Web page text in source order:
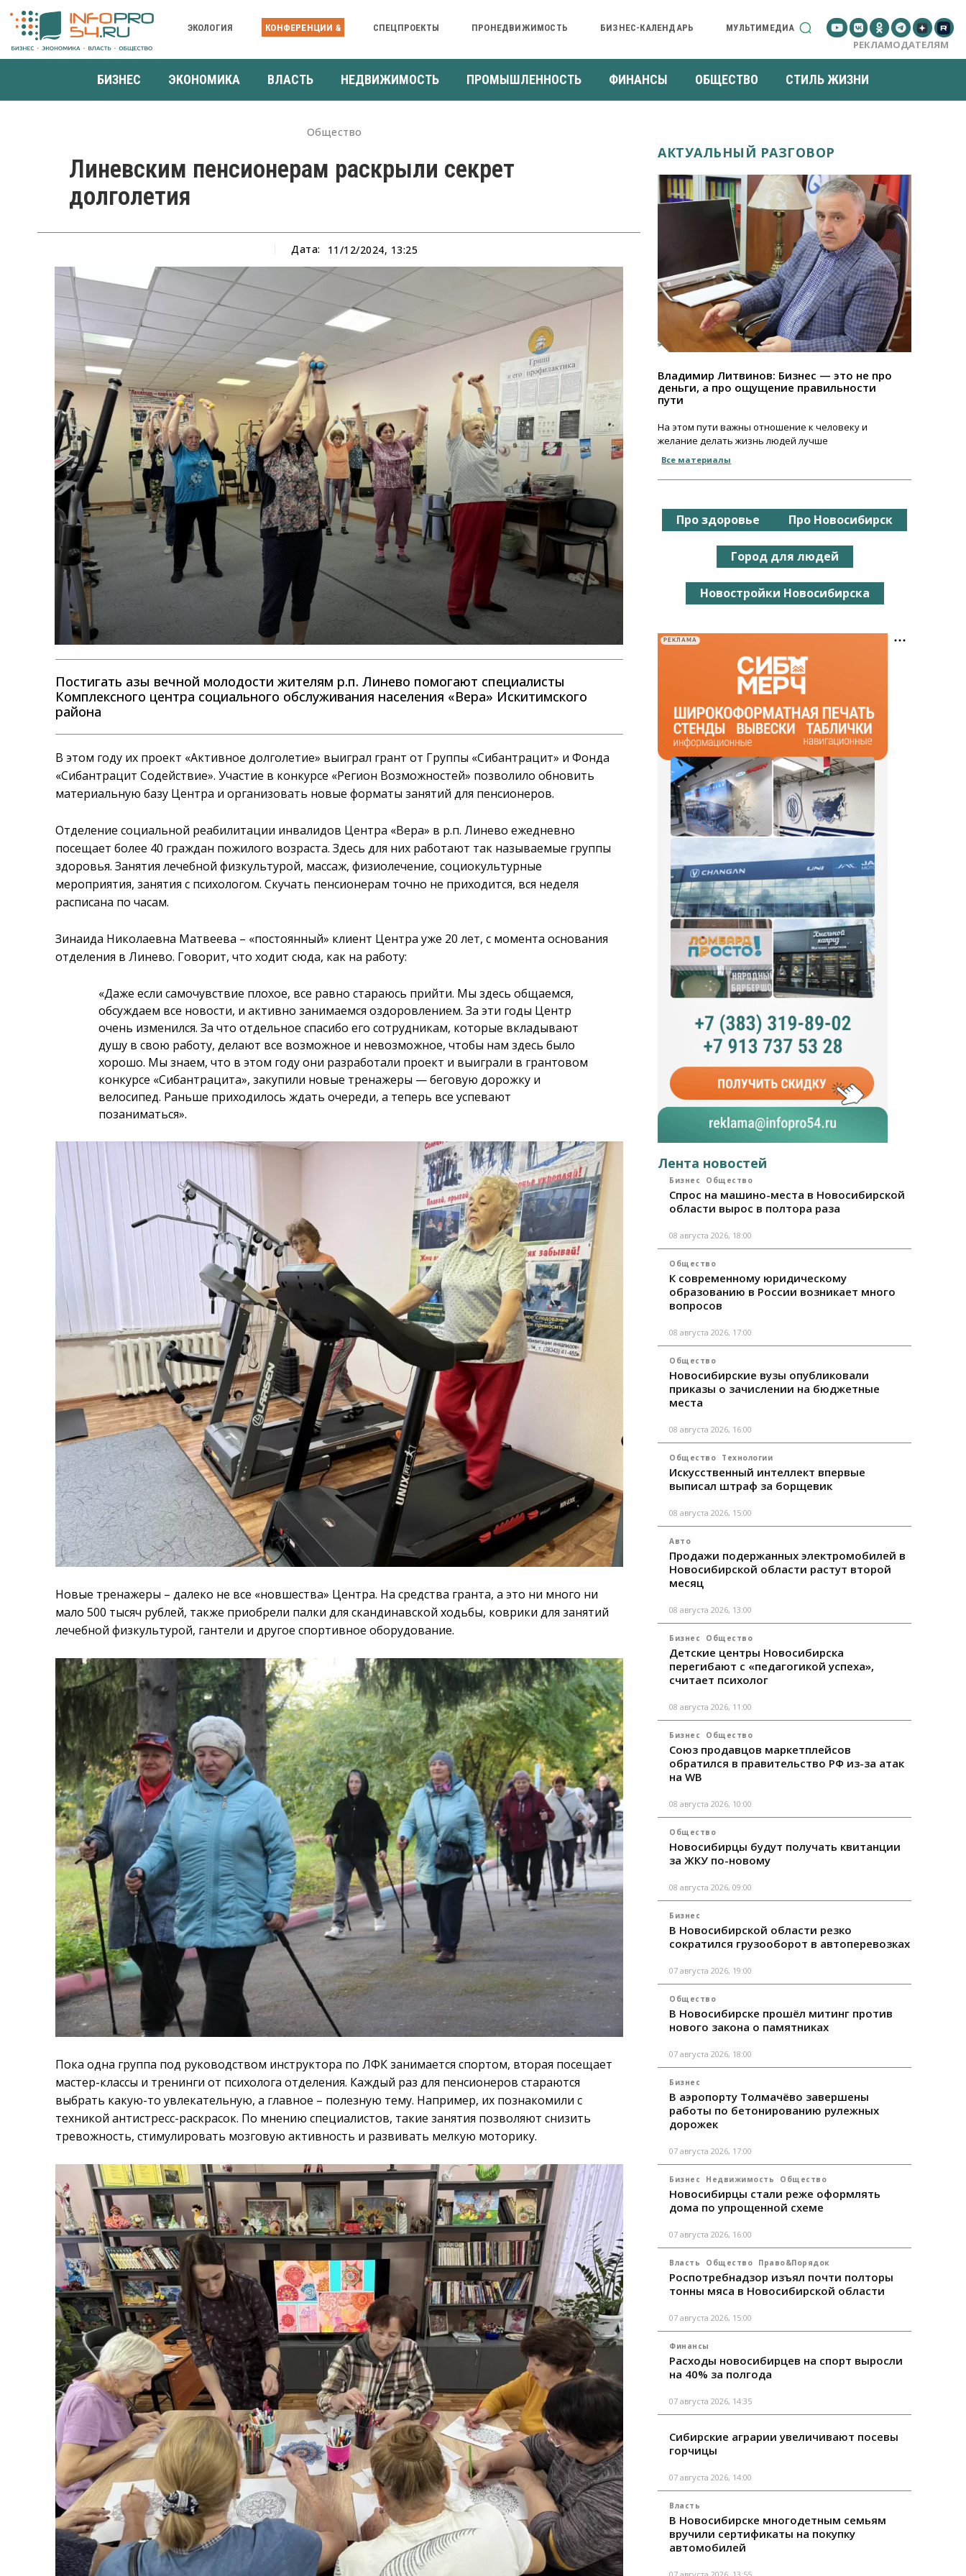
ЭКОЛОГИЯ КОНФЕРЕНЦИИ & СПЕЦПРОЕКТЫ ПРОНЕДВИЖИМОСТЬ БИЗНЕС-КАЛЕНДАРЬ МУЛЬТИМЕДИА
РЕКЛАМОДАТЕЛЯМ
БИЗНЕС ЭКОНОМИКА ВЛАСТЬ НЕДВИЖИМОСТЬ ПРОМЫШЛЕННОСТЬ ФИНАНСЫ ОБЩЕСТВО СТИЛЬ ЖИЗНИ
Общество
Линевским пенсионерам раскрыли секрет
долголетия
Дата: 11/12/2024, 13:25
Постигать азы вечной молодости жителям р.п. Линево помогают специалисты
Комплексного центра социального обслуживания населения «Вера» Искитимского
района
В этом году их проект «Активное долголетие» выиграл грант от Группы «Сибантрацит» и Фонда
«Сибантрацит Содействие». Участие в конкурсе «Регион Возможностей» позволило обновить
материальную базу Центра и организовать новые форматы занятий для пенсионеров.
Отделение социальной реабилитации инвалидов Центра «Вера» в р.п. Линево ежедневно
посещает более 40 граждан пожилого возраста. Здесь для них работают так называемые группы
здоровья. Занятия лечебной физкультурой, массаж, физиолечение, социокультурные
мероприятия, занятия с психологом. Скучать пенсионерам точно не приходится, вся неделя
расписана по часам.
Зинаида Николаевна Матвеева – «постоянный» клиент Центра уже 20 лет, с момента основания
отделения в Линево. Говорит, что ходит сюда, как на работу:
«Даже если самочувствие плохое, все равно стараюсь прийти. Мы здесь общаемся,
обсуждаем все новости, и активно занимаемся оздоровлением. За эти годы Центр
очень изменился. За что отдельное спасибо его сотрудникам, которые вкладывают
душу в свою работу, делают все возможное и невозможное, чтобы нам здесь было
хорошо. Мы знаем, что в этом году они разработали проект и выиграли в грантовом
конкурсе «Сибантрацита», закупили новые тренажеры — беговую дорожку и
велосипед. Раньше приходилось ждать очереди, а теперь все успевают
позаниматься».
Новые тренажеры – далеко не все «новшества» Центра. На средства гранта, а это ни много ни
мало 500 тысяч рублей, также приобрели палки для скандинавской ходьбы, коврики для занятий
лечебной физкультурой, гантели и другое спортивное оборудование.
Пока одна группа под руководством инструктора по ЛФК занимается спортом, вторая посещает
мастер-классы и тренинги от психолога отделения. Каждый раз для пенсионеров стараются
выбрать какую-то увлекательную, а главное – полезную тему. Например, их познакомили с
техникой антистресс-раскрасок. По мнению специалистов, такие занятия позволяют снизить
тревожность, стимулировать мозговую активность и развивать мелкую моторику.
АКТУАЛЬНЫЙ РАЗГОВОР
Владимир Литвинов: Бизнес — это не про
деньги, а про ощущение правильности
пути
На этом пути важны отношение к человеку и
желание делать жизнь людей лучше
Все материалы
Про здоровье Про Новосибирск
Город для людей
Новостройки Новосибирска
РЕКЛАМА
Лента новостей
Бизнес Общество
Спрос на машино-места в Новосибирской
области вырос в полтора раза
08 августа 2026, 18:00
Общество
К современному юридическому
образованию в России возникает много
вопросов
08 августа 2026, 17:00
Общество
Новосибирские вузы опубликовали
приказы о зачислении на бюджетные
места
08 августа 2026, 16:00
Общество Технологии
Искусственный интеллект впервые
выписал штраф за борщевик
08 августа 2026, 15:00
Авто
Продажи подержанных электромобилей в
Новосибирской области растут второй
месяц
08 августа 2026, 13:00
Бизнес Общество
Детские центры Новосибирска
перегибают с «педагогикой успеха»,
считает психолог
08 августа 2026, 11:00
Бизнес Общество
Союз продавцов маркетплейсов
обратился в правительство РФ из-за атак
на WB
08 августа 2026, 10:00
Общество
Новосибирцы будут получать квитанции
за ЖКУ по-новому
08 августа 2026, 09:00
Бизнес
В Новосибирской области резко
сократился грузооборот в автоперевозках
07 августа 2026, 19:00
Общество
В Новосибирске прошёл митинг против
нового закона о памятниках
07 августа 2026, 18:00
Бизнес
В аэропорту Толмачёво завершены
работы по бетонированию рулежных
дорожек
07 августа 2026, 17:00
Бизнес Недвижимость Общество
Новосибирцы стали реже оформлять
дома по упрощенной схеме
07 августа 2026, 16:00
Власть Общество Право&Порядок
Роспотребнадзор изъял почти полторы
тонны мяса в Новосибирской области
07 августа 2026, 15:00
Финансы
Расходы новосибирцев на спорт выросли
на 40% за полгода
07 августа 2026, 14:35
Сибирские аграрии увеличивают посевы
горчицы
07 августа 2026, 14:00
Власть
В Новосибирске многодетным семьям
вручили сертификаты на покупку
автомобилей